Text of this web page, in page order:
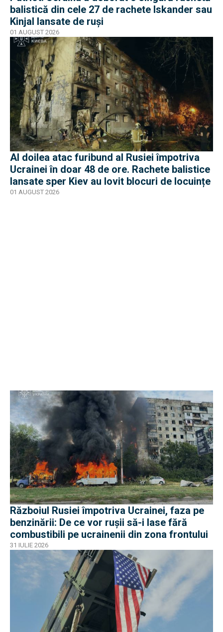
balistică din cele 27 de rachete Iskander sau
Kinjal lansate de ruși
01 AUGUST 2026
Al doilea atac furibund al Rusiei împotriva
Ucrainei în doar 48 de ore. Rachete balistice
lansate sper Kiev au lovit blocuri de locuințe
01 AUGUST 2026
Războiul Rusiei împotriva Ucrainei, faza pe
benzinării: De ce vor rușii să-i lase fără
combustibili pe ucrainenii din zona frontului
31 IULIE 2026